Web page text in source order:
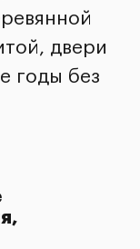
двери
годы без